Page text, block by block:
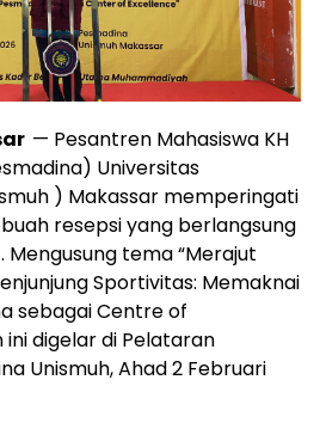
— Pesantren Mahasiswa KH
Universitas
) Makassar memperingati
resepsi yang berlangsung
tema “Merajut
Sportivitas: Memaknai
sebagai Centre of
ini digelar di Pelataran
Unismuh, Ahad 2 Februari